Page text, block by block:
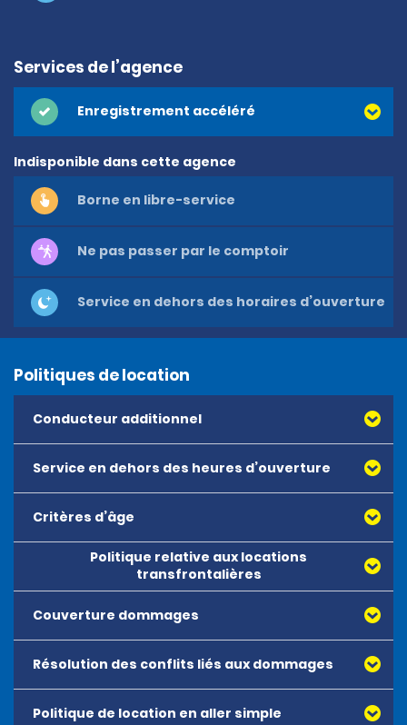
Services de l’agence
Enregistrement accéléré
Indisponible dans cette agence
Borne en libre-service
Ne pas passer par le comptoir
Service en dehors des horaires d’ouverture
Politiques de location
Conducteur additionnel
Service en dehors des heures d’ouverture
Critères d’âge
Politique relative aux locations
transfrontalières
Couverture dommages
Couverture Dommages et protection contre le vol –
CDWTP : Il s’agit d’une couverture facultative qui limite
la responsabilité financière du client à hauteur du
Résolution des conflits liés aux dommages
Politique de location en aller simple